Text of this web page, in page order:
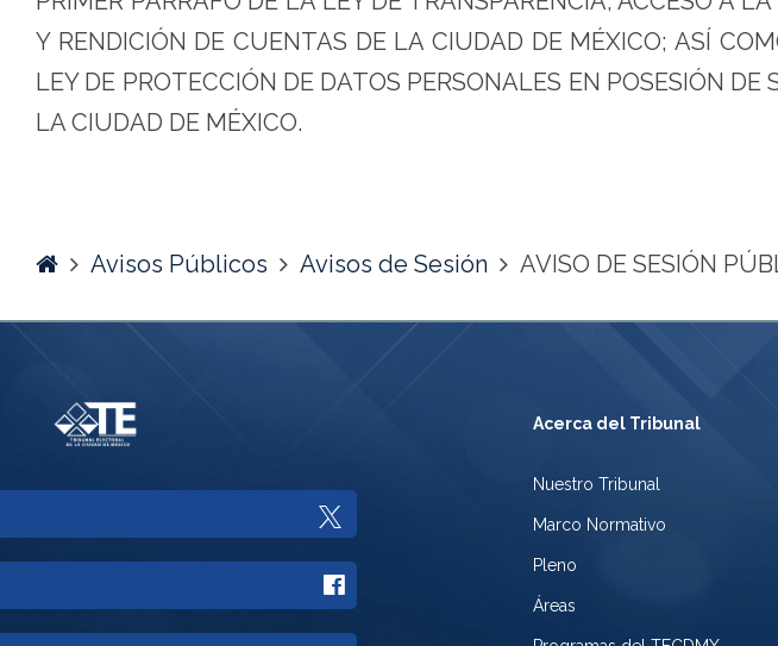
Y RENDICIÓN DE CUENTAS DE LA CIUDAD DE MÉXICO; ASÍ
LEY DE PROTECCIÓN DE DATOS PERSONALES EN POSESIÓN DE
LA CIUDAD DE MÉXICO.
HomeAvisos Públicos Avisos de Sesión AVISO DE SESIÓN
a
Twitter
a
Acerca del Tribunal
Nuestro Tribunal
Marco Normativo
Pleno
Áreas